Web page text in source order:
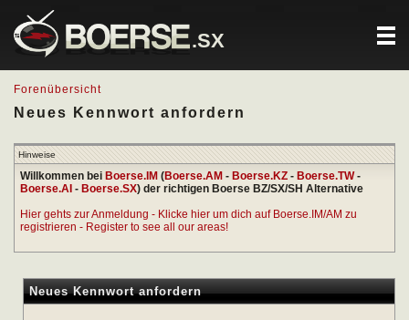
.SX
Forenübersicht
Neues Kennwort anfordern
Hinweise
Willkommen bei Boerse.IM (Boerse.AM - Boerse.KZ - Boerse.TW-
Boerse.AI - Boerse.SX) der richtigen Boerse BZ/SX/SH Alternative
Hier gehts zur Anmeldung - Klicke hier um dich auf Boerse.IM/AM zu
registrieren - Register to see all our areas!
Neues Kennwort anfordern